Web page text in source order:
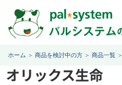
ホーム ＞ 商品を検討中の方 ＞ 商品一覧 ＞
オリックス生命